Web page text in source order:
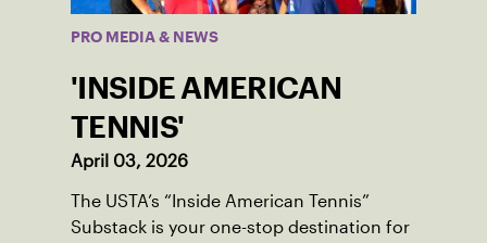
PRO MEDIA & NEWS
'INSIDE AMERICAN
TENNIS'
April 03, 2026
The USTA’s “Inside American Tennis”
Substack is your one-stop destination for